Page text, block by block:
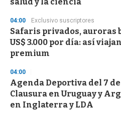
salud y la ciencia
04:00 Exclusivo suscriptores
Safaris privados, auroras
US$ 3.000 por día: así
premium
04:00
Agenda Deportiva del 7 de
Clausura en Uruguay y
en Inglaterra y LDA